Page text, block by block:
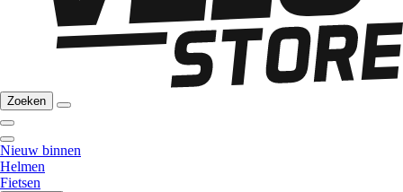
Zoeken
Nieuw binnen
Helmen
Fietsen